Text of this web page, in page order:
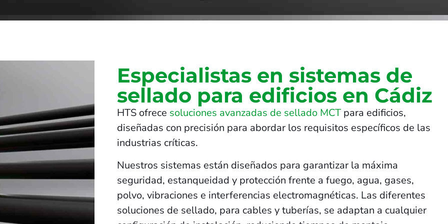
Especialistas en sistemas de
sellado para edificios en Cádiz
HTS ofrece soluciones avanzadas de sellado MCT para edificios,
diseñadas con precisión para abordar los requisitos específicos de las
industrias críticas.
Nuestros sistemas están diseñados para garantizar la máxima
seguridad, estanqueidad y protección frente a fuego, agua, gases,
polvo, vibraciones e interferencias electromagnéticas. Las diferentes
soluciones de sellado, para cables y tuberías, se adaptan a cualquier